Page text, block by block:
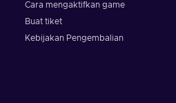
Cara mengaktifkan game
Buat tiket
Kebijakan Pengembalian